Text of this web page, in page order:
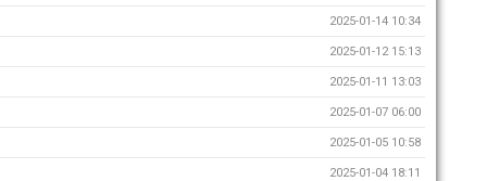
2025-01-14 10:34
2025-01-12 15:13
2025-01-11 13:03
2025-01-07 06:00
2025-01-05 10:58
2025-01-04 18:11